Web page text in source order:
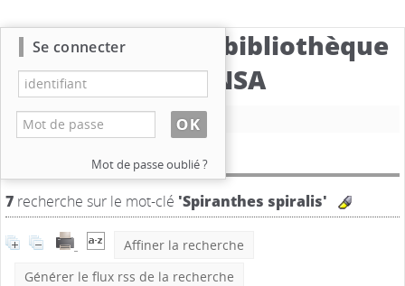
Catalogue de la bibliothèque
du CBNSA
Nouvelle recherche
Résultat de la recherche
7 recherche sur le mot-clé 'Spiranthes spiralis'
Affiner la recherche
Générer le flux rss de la recherche
Se connecter
Mot de passe oublié ?